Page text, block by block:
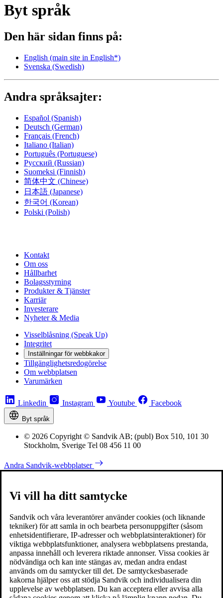
Byt språk
Den här sidan finns på:
English (main site in English*)
Svenska (Swedish)
Andra språksajter:
Español (Spanish)
Deutsch (German)
Français (French)
Italiano (Italian)
Português (Portuguese)
Русский (Russian)
Suomeksi (Finnish)
简体中文 (Chinese)
日本語 (Japanese)
한국어 (Korean)
Polski (Polish)
Kontakt
Om oss
Hållbarhet
Bolagsstyrning
Produkter & Tjänster
Karriär
Investerare
Nyheter & Media
Visselblåsning (Speak Up)
Integritet
Inställningar för webbkakor
Tillgänglighetsredogörelse
Om webbplatsen
Varumärken
Linkedin Instagram Youtube Facebook
Byt språk
© 2026 Copyright © Sandvik AB; (publ) Box 510, 101 30
Stockholm, Sverige Tel 08 456 11 00
Andra Sandvik-webbplatser
Vi vill ha ditt samtycke
Sandvik och våra leverantörer använder cookies (och liknande
tekniker) för att samla in och bearbeta personuppgifter (såsom
enhetsidentifierare, IP-adresser och webbplatsinteraktioner) för
viktiga webbplatsfunktioner, analysera webbplatsens prestanda,
anpassa innehåll och leverera riktade annonser. Vissa cookies är
nödvändiga och kan inte stängas av, medan andra endast
används om du samtycker till det. De samtyckesbaserade
kakorna hjälper oss att stödja Sandvik och individualisera din
upplevelse av webbplatsen. Du kan acceptera eller avvisa alla